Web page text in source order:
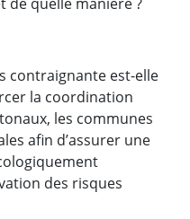
contraignante est-elle
la coordination
les communes
afin d’assurer une
des risques